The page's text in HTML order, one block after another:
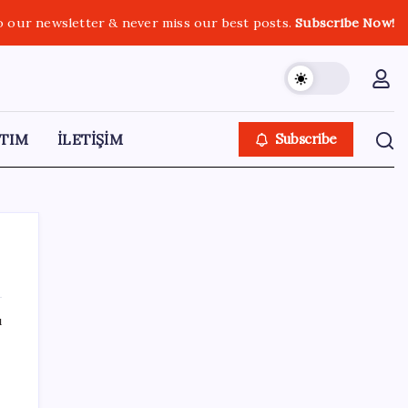
our newsletter & never miss our best posts.Subscribe Now!
İLETİŞİM Subscribe